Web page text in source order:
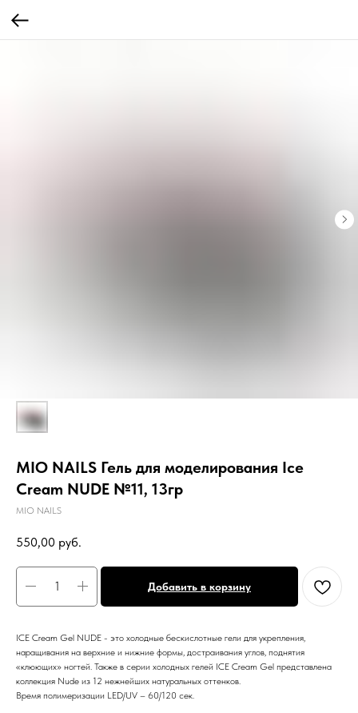
MIO NAILS Гель для моделирования Ice
Cream NUDE №11, 13гр
MIO NAILS
550,00 руб.
Добавить в корзину
ICE Cream Gel NUDE - это холодные бескислотные гели для укрепления,
наращивания на верхние и нижние формы, достраивания углов, поднятия
«клюющих» ногтей. Также в серии холодных гелей ICE Cream Gel представлена
коллекция Nude из 12 нежнейших натуральных оттенков.
Время полимеризации LED/UV – 60/120 сек.